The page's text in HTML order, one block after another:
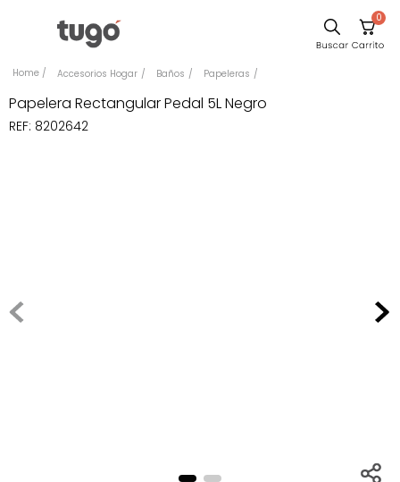
0
Accesorios Hogar Baños Papeleras
Papelera Rectangular Pedal 5L Negro
REF: 8202642
Comedor
Escritorio